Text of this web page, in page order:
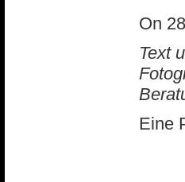
On
Text
Eine